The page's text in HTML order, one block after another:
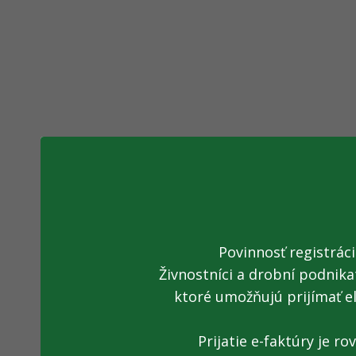
Povinnosť
Živnostníci a drobní
ktoré umožňujú prijímať
Prijatie e-faktúry je